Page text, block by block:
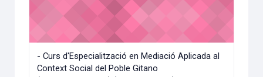
- Curs d'Especialització en Mediació Aplicada al
Context Social del Poble Gitano